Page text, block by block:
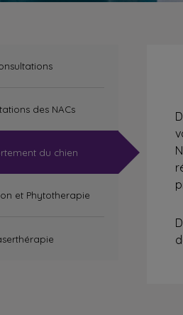
des NACs
du chien
et Phytotherapie